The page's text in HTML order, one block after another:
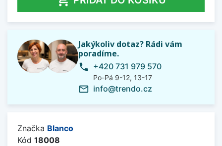
Jakýkoliv dotaz? Rádi vám
poradíme.
phone +420 731 979 570
Po-Pá 9-12, 13-17
mail_outline info@trendo.cz
Značka Blanco
Kód 18008